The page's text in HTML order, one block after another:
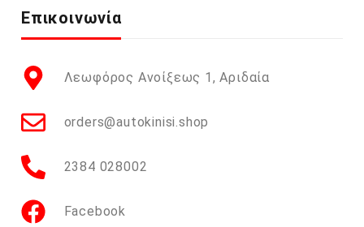
Επικοινωνία
Λεωφόρος Ανοίξεως 1, Αριδαία
orders@autokinisi.shop
2384 028002
Facebook